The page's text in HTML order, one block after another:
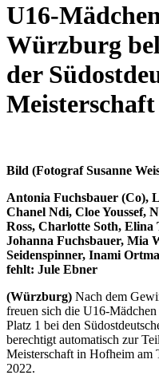
U16-
Würzburg
der
Meisterschaft
Bild (Fotograf Susanne
Antonia Fuchsbauer (Co),
Chanel Ndi, Cloe Youssef,
Ross, Charlotte Soth, Elina
Johanna Fuchsbauer, Mia
Seidenspinner, Inami
fehlt: Jule Ebner
(Würzburg) Nach dem
freuen sich die U16-
Platz 1 bei den
berechtigt automatisch zur
Meisterschaft in Hofheim am
2022.